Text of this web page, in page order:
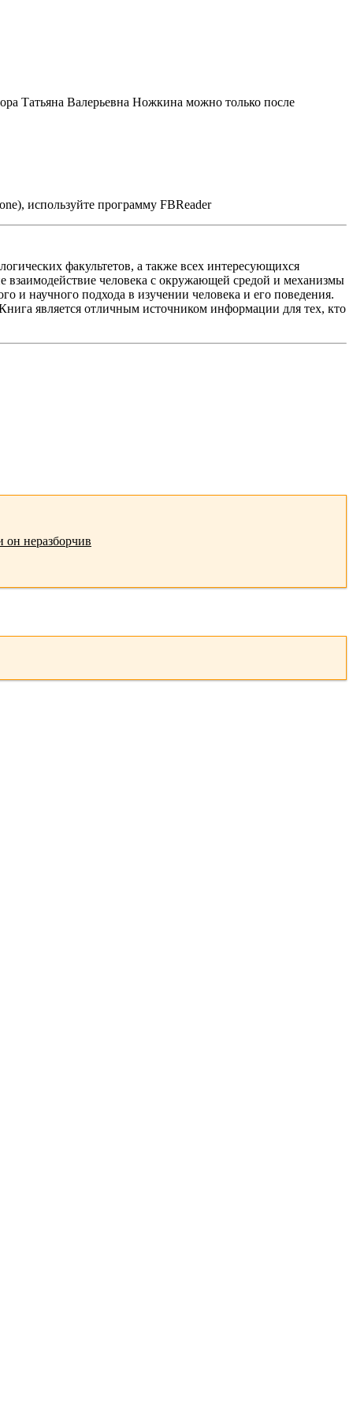
Татьяна Валерьевна Ножкина можно только после
используйте программу FBReader
факультетов, а также всех интересующихся
человека с окружающей средой и механизмы
и научного подхода в изучении человека и его поведения.
является отличным источником информации для тех, кто